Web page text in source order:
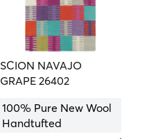
SCION NAVAJO
GRAPE 26402
100% Pure New Wool
Handtufted